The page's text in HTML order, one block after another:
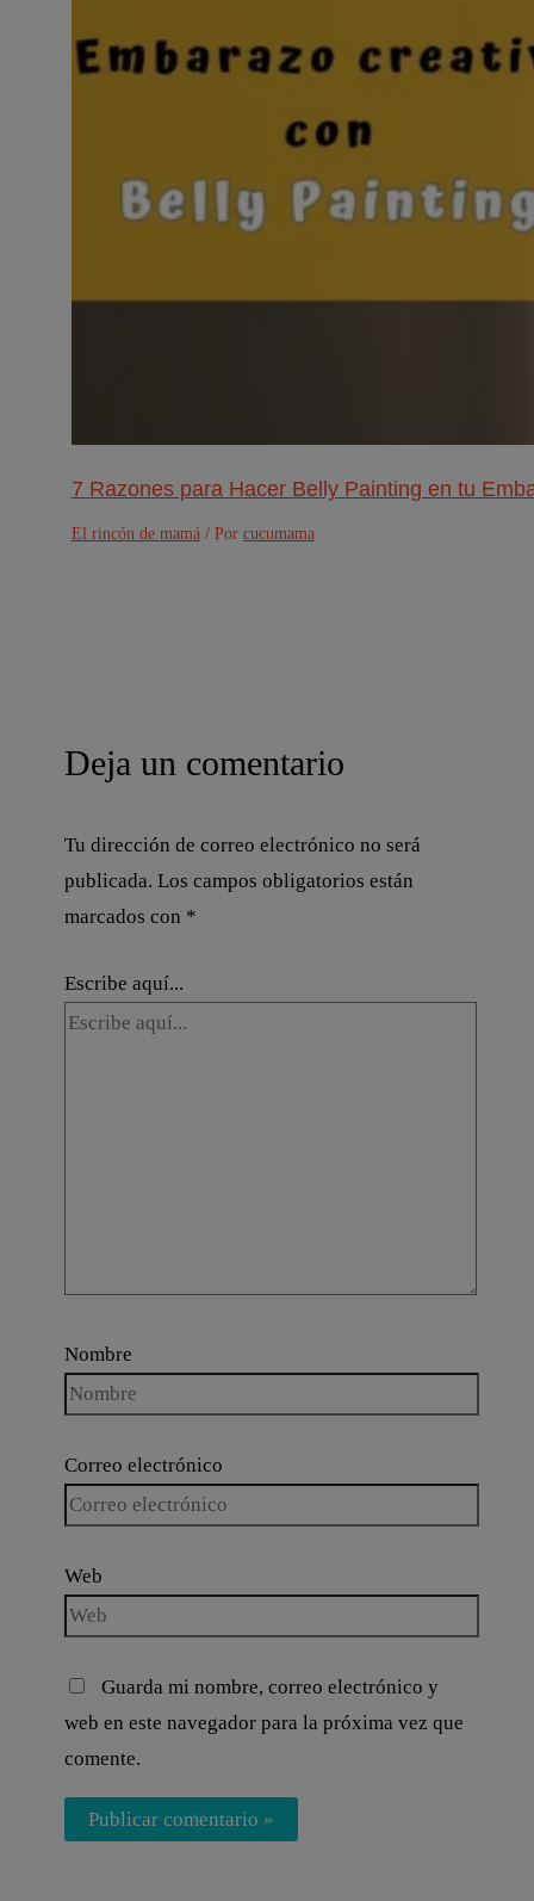
7 Razones para Hacer Belly Painting en tu
El rincón de mamá/ Por cucumama
Deja un comentario
Tu dirección de correo electrónico no será
publicada. Los campos obligatorios están
marcados con *
Escribe aquí...
Nombre
Correo electrónico
Web
Guarda mi nombre, correo electrónico y
web en este navegador para la próxima vez que
comente.